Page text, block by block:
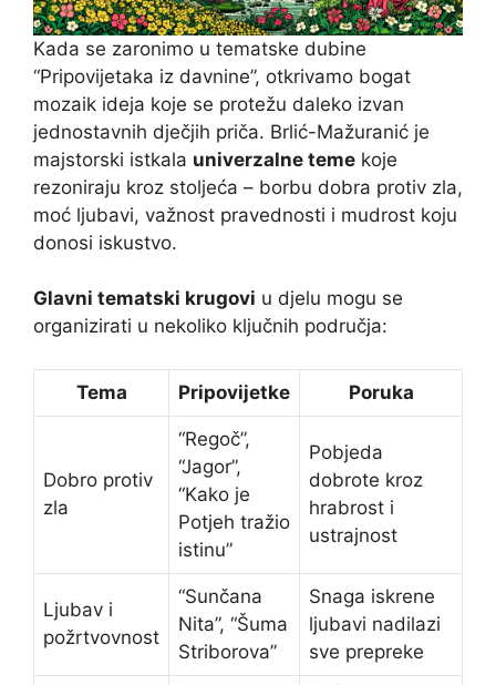
Kada se zaronimo u tematske dubine
“Pripovijetaka iz davnine”, otkrivamo bogat
mozaik ideja koje se protežu daleko izvan
jednostavnih dječjih priča. Brlić-Mažuranić je
majstorski istkala univerzalne teme koje
rezoniraju kroz stoljeća – borbu dobra protiv zla,
moć ljubavi, važnost pravednosti i mudrost koju
donosi iskustvo.
Glavni tematski krugovi u djelu mogu se
organizirati u nekoliko ključnih područja:
Tema Pripovijetke Poruka
Dobro protiv
zla
“Regoč”,
“Jagor”,
“Kako je
Potjeh tražio
istinu”
Pobjeda
dobrote kroz
hrabrost i
ustrajnost
Ljubav i
požrtvovnost
“Sunčana
Nita”, “Šuma
Striborova”
Snaga iskrene
ljubavi nadilazi
sve prepreke